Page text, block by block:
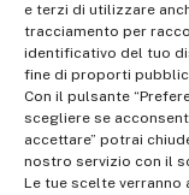
e terzi di utilizzare
tracciamento per
identificativo del tuo
fine di proporti
Con il pulsante
scegliere se
accettare” potrai
nostro servizio con il
Le tue scelte
Radiotelevisione
Office of the
12865250158 | REA
reserved | © Rai